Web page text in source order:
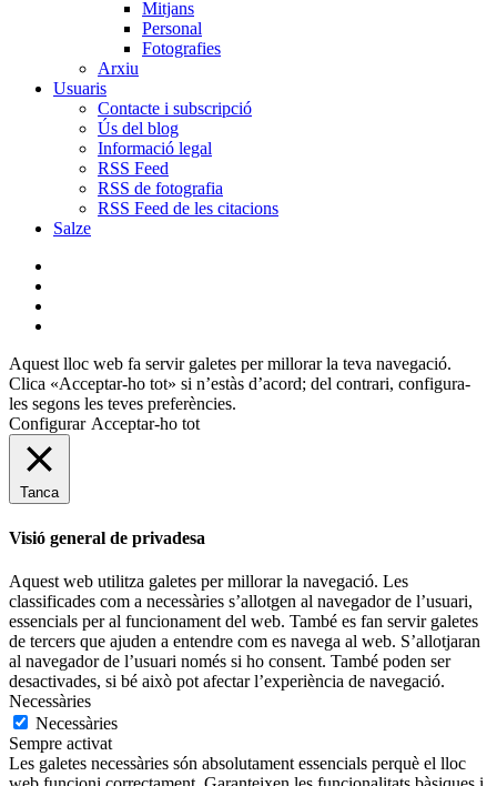
Mitjans
Personal
Fotografies
Arxiu
Usuaris
Contacte i subscripció
Ús del blog
Informació legal
RSS Feed
RSS de fotografia
RSS Feed de les citacions
Salze
Aquest lloc web fa servir galetes per millorar la teva navegació.
Clica «Acceptar-ho tot» si n’estàs d’acord; del contrari, configura-
les segons les teves preferències.
Configurar Acceptar-ho tot
Tanca
Visió general de privadesa
Aquest web utilitza galetes per millorar la navegació. Les
classificades com a necessàries s’allotgen al navegador de l’usuari,
essencials per al funcionament del web. També es fan servir galetes
de tercers que ajuden a entendre com es navega al web. S’allotjaran
al navegador de l’usuari només si ho consent. També poden ser
desactivades, si bé això pot afectar l’experiència de navegació.
Necessàries
Necessàries
Sempre activat
Les galetes necessàries són absolutament essencials perquè el lloc